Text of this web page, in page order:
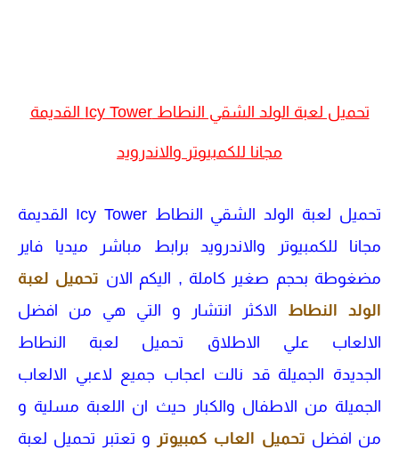
تحميل لعبة الولد الشقي النطاط Icy Tower القديمة
مجانا للكمبيوتر والاندرويد
تحميل لعبة الولد الشقي النطاط Icy Tower القديمة
مجانا للكمبيوتر والاندرويد برابط مباشر ميديا فاير
مضغوطة بحجم صغير كاملة , اليكم الان تحميل لعبة
الولد النطاط الاكثر انتشار و التي هي من افضل
الالعاب علي الاطلاق تحميل لعبة النطاط
الجديدة الجميلة قد نالت اعجاب جميع لاعبي الالعاب
الجميلة من الاطفال والكبار حيث ان اللعبة مسلية و
من افضل تحميل العاب كمبيوتر و تعتبر تحميل لعبة